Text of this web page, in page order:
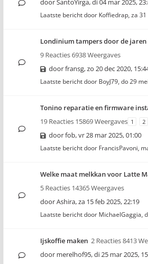
doorSantoYirga,di 04 mar 2025,
Laatste bericht door Koffiedrap, za
Londinium tampers door de jaren
9 Reacties 6938 Weergaves
doorfransg,zo 20 dec 2020,
Laatste bericht door BoyJ79, do 29
Tonino reparatie en firmware
19 Reacties 15869 Weergaves 1 2
doorfob,vr 28 mar 2025, 01:00
Laatste bericht door FrancisPavoni,
Welke maat melkkan voor Latte
5 Reacties 14365 Weergaves
doorAshira,za 15 feb 2025, 22:19
Laatste bericht door MichaelGaggia,
Ijskoffie maken 2 Reacties 8413
door merelhof95,di 25 mar 2025,